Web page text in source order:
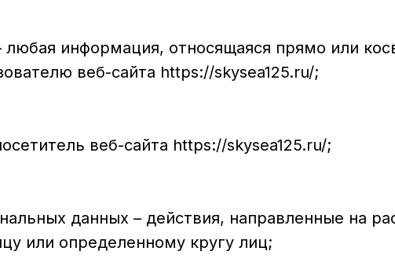
информация, относящаяся прямо или
веб-сайта https://skysea125.ru/;
веб-сайта https://skysea125.ru/;
данных – действия, направленные на
или определенному кругу лиц;